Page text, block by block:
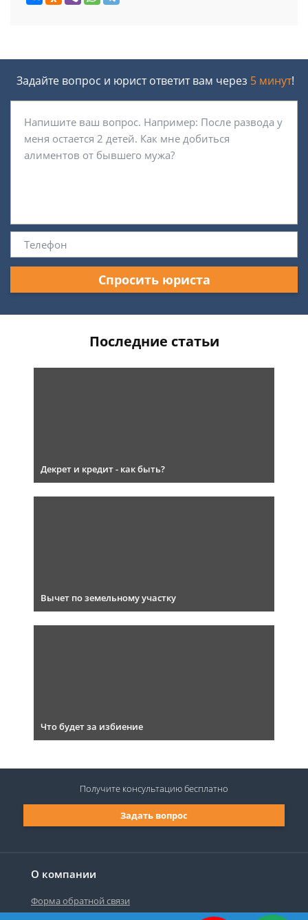
Задайте вопрос и юрист ответит вам через 5 минут!
Спросить юриста
Последние статьи
Декрет и кредит - как быть?
Вычет по земельному участку
Что будет за избиение
О компании
Форма обратной связи
Задать вопрос
Получите консультациюбесплатно